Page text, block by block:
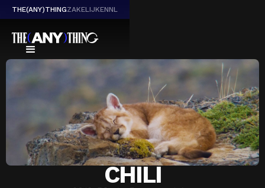
THE(ANY)THINGZAKELIJKENNL
CHILI